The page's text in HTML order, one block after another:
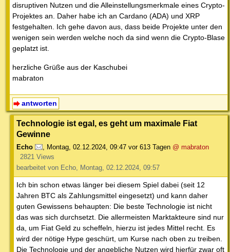
disruptiven Nutzen und die Alleinstellungsmerkmale eines Crypto-
Projektes an. Daher habe ich an Cardano (ADA) und XRP
festgehalten. Ich gehe davon aus, dass beide Projekte unter den
wenigen sein werden welche noch da sind wenn die Crypto-Blase
geplatzt ist.
herzliche Grüße aus der Kaschubei
mabraton
antworten
Technologie ist egal, es geht um maximale Fiat
Gewinne
Echo , Montag, 02.12.2024, 09:47 vor 613 Tagen @ mabraton
2821 Views
bearbeitet von Echo, Montag, 02.12.2024, 09:57
Ich bin schon etwas länger bei diesem Spiel dabei (seit 12
Jahren BTC als Zahlungsmittel eingesetzt) und kann daher
guten Gewissens behaupten: Die beste Technologie ist nicht
das was sich durchsetzt. Die allermeisten Marktakteure sind nur
da, um Fiat Geld zu scheffeln, hierzu ist jedes Mittel recht. Es
wird der nötige Hype geschürt, um Kurse nach oben zu treiben.
Die Technologie und der angebliche Nutzen wird hierfür zwar oft